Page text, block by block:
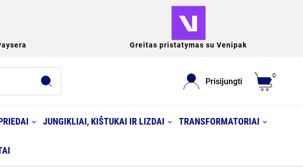
Greitas pristatymas su Venipak
Prisijungti
0
JUNGIKLIAI, KIŠTUKAI IR LIZDAI TRANSFORMATORIAI